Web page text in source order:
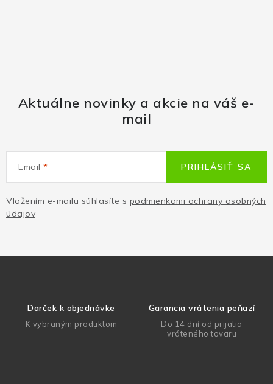
Aktuálne novinky a akcie na váš e-
mail
Email
Vložením e-mailu súhlasíte s podmienkami ochrany osobných
údajov
PRIHLÁSIŤ SA
Darček k objednávke
K vybraným produktom
Garancia vrátenia peňazí
Do 14 dní od prijatia
vráteného tovaru